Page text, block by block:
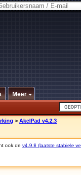
Meer
> AkelPad v4.2.3
ook de v4.9.8 (laatste stabiele